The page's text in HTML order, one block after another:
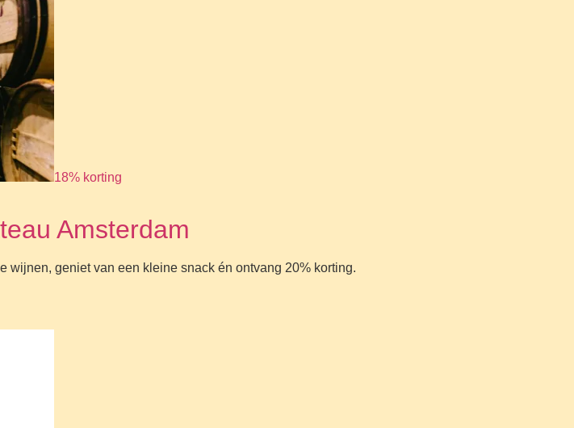
18% korting
Amsterdam
wijnen, geniet van een kleine snack én ontvang 20% korting.